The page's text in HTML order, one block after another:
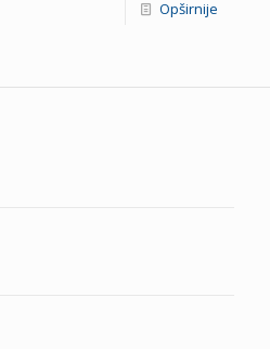
Opširnije